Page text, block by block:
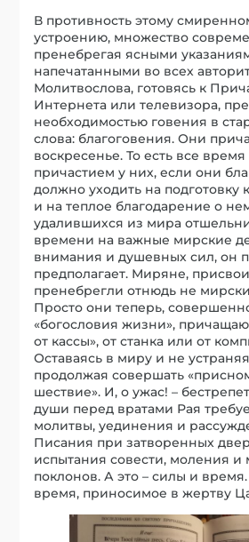
В противность этому
устроению, множество
пренебрегая ясными
напечатанными во всех
Молитвослова, готовясь к
Интернета или телевизора,
необходимостью говения в
слова: благоговения. Они
воскресенье. То есть все
причастием у них, если они
должно уходить на подготовку
и на теплое благодарение о
удалившихся из мира
времени на важные мирские
внимания и душевных сил, он
предполагает. Миряне,
пренебрегли отнюдь не
Просто они теперь,
«богословия жизни»,
от кассы», от станка или от
Оставаясь в миру и не
продолжая совершать
шествие». И, о ужас! –
души перед вратами Рая
молитвы, уединения и
Писания при затворенных
испытания совести, моления и
поклонов. А это – силы и
время, приносимое в жертву